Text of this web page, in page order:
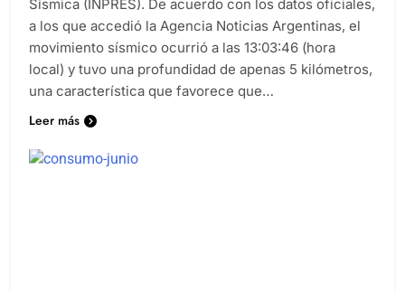
Sísmica (INPRES). De acuerdo con los datos oficiales,
a los que accedió la Agencia Noticias Argentinas, el
movimiento sísmico ocurrió a las 13:03:46 (hora
local) y tuvo una profundidad de apenas 5 kilómetros,
una característica que favorece que…
Leer más